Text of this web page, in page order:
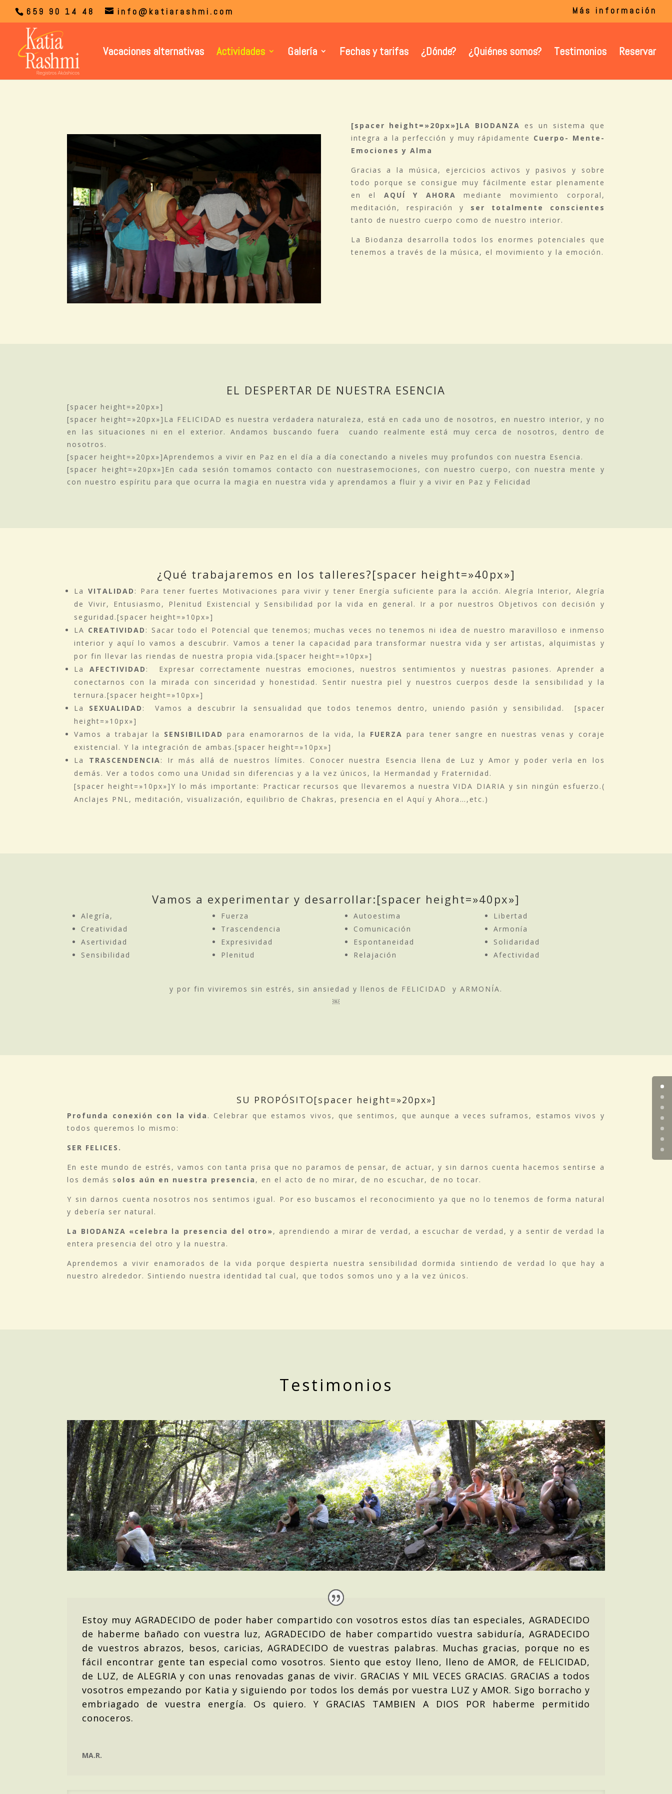
659 90 14 48 info@katiarashmi.com Más información
Vacaciones alternativas Actividades Galería Fechas y tarifas ¿Dónde? ¿Quiénes somos? Testimonios Reservar
[spacer height=»20px»]LA BIODANZA
es un sistema que
integra a la perfección y muy rápidamente Cuerpo- Mente-
Emociones y Alma
Gracias a la música, ejercicios activos y pasivos y sobre
todo porque se consigue muy fácilmente estar plenamente
en el AQUÍ Y AHORA
mediante movimiento corporal,
meditación, respiración y ser totalmente conscientes
tanto de nuestro cuerpo como de nuestro interior.
La Biodanza desarrolla todos los enormes potenciales que
tenemos a través de la música, el movimiento y la emoción.
EL DESPERTAR DE NUESTRA ESENCIA
[spacer height=»20px»]
[spacer height=»20px»]La FELICIDAD es nuestra verdadera naturaleza, está en cada uno de nosotros, en nuestro interior, y no
en las situaciones ni en el exterior. Andamos buscando fuera cuando realmente está muy cerca de nosotros, dentro de
nosotros.
[spacer height=»20px»]Aprendemos a vivir en Paz en el día a día conectando a niveles muy profundos con nuestra Esencia.
[spacer height=»20px»]En cada sesión tomamos contacto con nuestrasemociones, con nuestro cuerpo, con nuestra mente y
con nuestro espíritu para que ocurra la magia en nuestra vida y aprendamos a fluir y a vivir en Paz y Felicidad
¿Qué trabajaremos en los talleres?[spacer height=»40px»]
La VITALIDAD : Para tener fuertes Motivaciones para vivir y tener Energía suficiente para la acción. Alegría Interior, Alegría
de Vivir, Entusiasmo, Plenitud Existencial y Sensibilidad por la vida en general. Ir a por nuestros Objetivos con decisión y
seguridad.[spacer height=»10px»]
LA CREATIVIDAD : Sacar todo el Potencial que tenemos; muchas veces no tenemos ni idea de nuestro maravilloso e inmenso
interior y aquí lo vamos a descubrir. Vamos a tener la capacidad para transformar nuestra vida y ser artistas, alquimistas y
por fin llevar las riendas de nuestra propia vida.[spacer height=»10px»]
La AFECTIVIDAD : Expresar correctamente nuestras emociones, nuestros sentimientos y nuestras pasiones. Aprender a
conectarnos con la mirada con sinceridad y honestidad. Sentir nuestra piel y nuestros cuerpos desde la sensibilidad y la
ternura.[spacer height=»10px»]
La SEXUALIDAD : Vamos a descubrir la sensualidad que todos tenemos dentro, uniendo pasión y sensibilidad. [spacer
height=»10px»]
Vamos a trabajar la SENSIBILIDAD para enamorarnos de la vida, la FUERZA para tener sangre en nuestras venas y coraje
existencial. Y la integración de ambas.[spacer height=»10px»]
La TRASCENDENCIA: Ir más allá de nuestros límites. Conocer nuestra Esencia llena de Luz y Amor y poder verla en los
demás. Ver a todos como una Unidad sin diferencias y a la vez únicos, la Hermandad y Fraternidad.
[spacer height=»10px»]Y lo más importante: Practicar recursos que llevaremos a nuestra VIDA DIARIA y sin ningún esfuerzo.(
Anclajes PNL, meditación, visualización, equilibrio de Chakras, presencia en el Aquí y Ahora…,etc.)
Vamos a experimentar y desarrollar:[spacer height=»40px»]
Alegría,
Creatividad
Asertividad
Sensibilidad
Fuerza
Trascendencia
Expresividad
Plenitud
Autoestima
Comunicación
Espontaneidad
Relajación
Libertad
Armonía
Solidaridad
Afectividad
y por fin viviremos sin estrés, sin ansiedad y llenos de FELICIDAD y ARMONÍA.
￼
SU PROPÓSITO[spacer height=»20px»]
Profunda conexión con la vida . Celebrar que estamos vivos, que sentimos, que aunque a veces suframos, estamos vivos y
todos queremos lo mismo:
SER FELICES.
En este mundo de estrés, vamos con tanta prisa que no paramos de pensar, de actuar, y sin darnos cuenta hacemos sentirse a
los demás s olos aún en nuestra presencia , en el acto de no mirar, de no escuchar, de no tocar.
Y sin darnos cuenta nosotros nos sentimos igual. Por eso buscamos el reconocimiento ya que no lo tenemos de forma natural
y debería ser natural.
La BIODANZA «celebra la presencia del otro», aprendiendo a mirar de verdad, a escuchar de verdad, y a sentir de verdad la
entera presencia del otro y la nuestra.
Aprendemos a vivir enamorados de la vida porque despierta nuestra sensibilidad dormida sintiendo de verdad lo que hay a
nuestro alrededor. Sintiendo nuestra identidad tal cual, que todos somos uno y a la vez únicos.
Testimonios
Estoy muy AGRADECIDO de poder haber compartido con vosotros estos días tan especiales, AGRADECIDO
de haberme bañado con vuestra luz, AGRADECIDO de haber compartido vuestra sabiduría, AGRADECIDO
de vuestros abrazos, besos, caricias, AGRADECIDO de vuestras palabras. Muchas gracias, porque no es
fácil encontrar gente tan especial como vosotros. Siento que estoy lleno, lleno de AMOR, de FELICIDAD,
de LUZ, de ALEGRIA y con unas renovadas ganas de vivir. GRACIAS Y MIL VECES GRACIAS. GRACIAS a todos
vosotros empezando por Katia y siguiendo por todos los demás por vuestra LUZ y AMOR. Sigo borracho y
embriagado de vuestra energía. Os quiero. Y GRACIAS TAMBIEN A DIOS POR haberme permitido
conoceros.
MA.R.